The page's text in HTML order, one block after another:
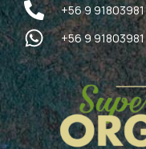
+56 9 91803981
+56 9 91803981